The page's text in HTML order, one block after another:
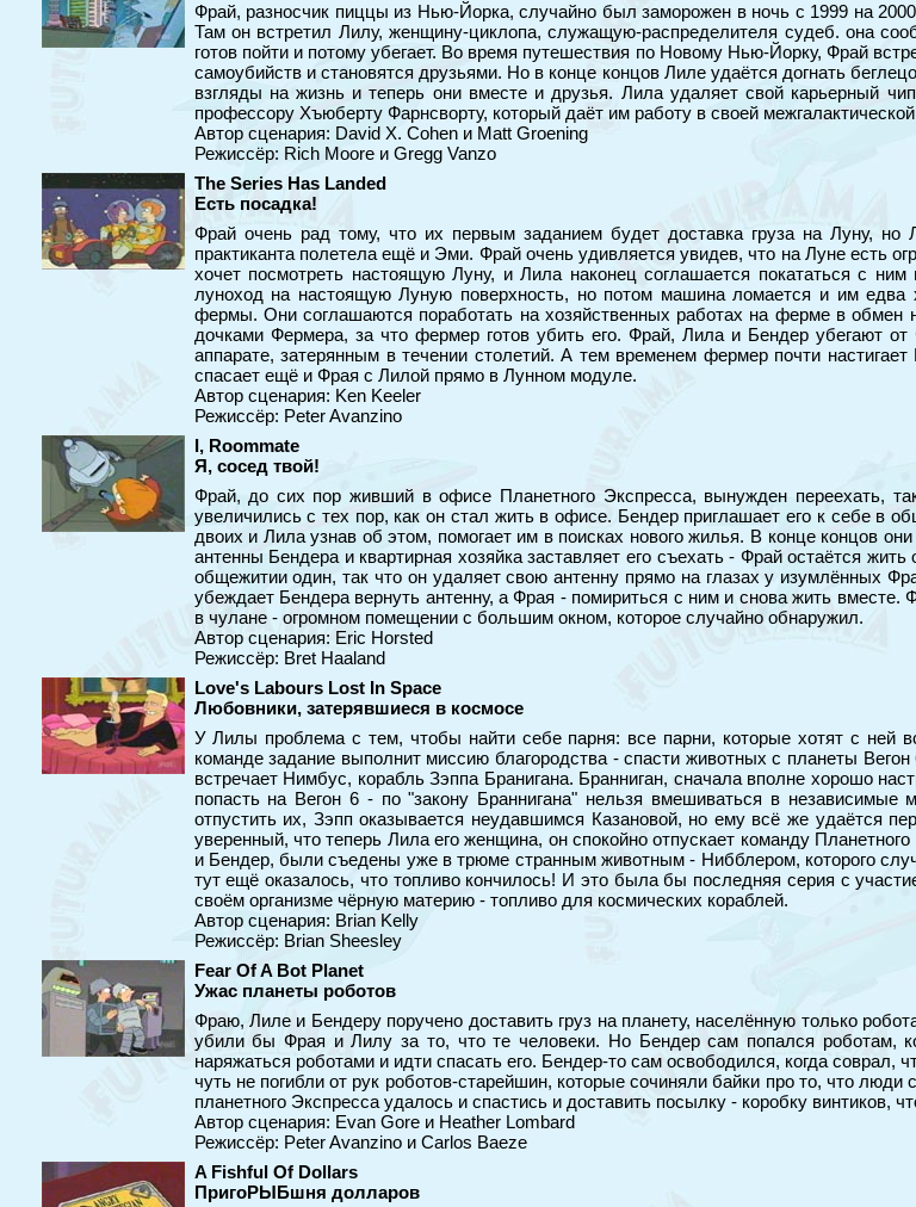
Фрай, разносчик пиццы из Нью-Йорка, случайно был заморожен в ночь с 1999 на
Там он встретил Лилу, женщину-циклопа, служащую-распределителя судеб. она
готов пойти и потому убегает. Во время путешествия по Новому Нью-Йорку, Фрай
самоубийств и становятся друзьями. Но в конце концов Лиле удаётся догнать
взгляды на жизнь и теперь они вместе и друзья. Лила удаляет свой карьерный
профессору Хъюберту Фарнсворту, который даёт им работу в своей
Автор сценария: David X. Cohen и Matt Groening
Режиссёр: Rich Moore и Gregg Vanzo
The Series Has Landed
Есть посадка!
Фрай очень рад тому, что их первым заданием будет доставка груза на Луну, но
практиканта полетела ещё и Эми. Фрай очень удивляется увидев, что на Луне есть
хочет посмотреть настоящую Луну, и Лила наконец соглашается покататься с
луноход на настоящую Луную поверхность, но потом машина ломается и им
фермы. Они соглашаются поработать на хозяйственных работах на ферме в обмен
дочками Фермера, за что фермер готов убить его. Фрай, Лила и Бендер убегают
аппарате, затерянным в течении столетий. А тем временем фермер почти
спасает ещё и Фрая с Лилой прямо в Лунном модуле.
Автор сценария: Ken Keeler
Режиссёр: Peter Avanzino
I, Roommate
Я, сосед твой!
Фрай, до сих пор живший в офисе Планетного Экспресса, вынужден переехать,
увеличились с тех пор, как он стал жить в офисе. Бендер приглашает его к себе в
двоих и Лила узнав об этом, помогает им в поисках нового жилья. В конце концов
антенны Бендера и квартирная хозяйка заставляет его съехать - Фрай остаётся
общежитии один, так что он удаляет свою антенну прямо на глазах у изумлённых
убеждает Бендера вернуть антенну, а Фрая - помириться с ним и снова жить
в чулане - огромном помещении с большим окном, которое случайно обнаружил.
Автор сценария: Eric Horsted
Режиссёр: Bret Haaland
Love's Labours Lost In Space
Любовники, затерявшиеся в космосе
У Лилы проблема с тем, чтобы найти себе парня: все парни, которые хотят с ней
команде задание выполнит миссию благородства - спасти животных с планеты
встречает Нимбус, корабль Зэппа Бранигана. Бранниган, сначала вполне хорошо
попасть на Вегон 6 - по "закону Браннигана" нельзя вмешиваться в
отпустить их, Зэпп оказывается неудавшимся Казановой, но ему всё же удаётся
уверенный, что теперь Лила его женщина, он спокойно отпускает команду
и Бендер, были съедены уже в трюме странным животным - Нибблером, которого
тут ещё оказалось, что топливо кончилось! И это была бы последняя серия с
своём организме чёрную материю - топливо для космических кораблей.
Автор сценария: Brian Kelly
Режиссёр: Brian Sheesley
Fear Of A Bot Planet
Ужас планеты роботов
Фраю, Лиле и Бендеру поручено доставить груз на планету, населённую только
убили бы Фрая и Лилу за то, что те человеки. Но Бендер сам попался роботам,
наряжаться роботами и идти спасать его. Бендер-то сам освободился, когда
чуть не погибли от рук роботов-старейшин, которые сочиняли байки про то, что
планетного Экспресса удалось и спастись и доставить посылку - коробку винтиков,
Автор сценария: Evan Gore и Heather Lombard
Режиссёр: Peter Avanzino и Carlos Baeze
A Fishful Of Dollars
ПригоРЫБшня долларов